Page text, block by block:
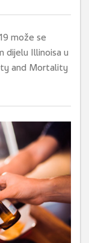
može se
dijelu Illinoisa u
and Mortality